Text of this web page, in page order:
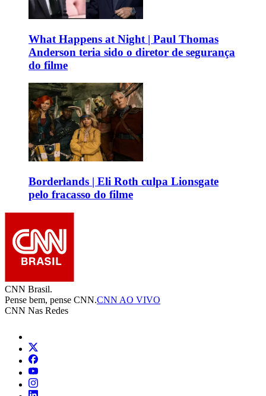
What Happens at Night | Paul Thomas
Anderson teria sido o diretor de segurança
do filme
Borderlands | Eli Roth culpa Lionsgate
pelo fracasso do filme
CNN Brasil.
Pense bem, pense CNN.CNN AO VIVO
CNN Nas Redes